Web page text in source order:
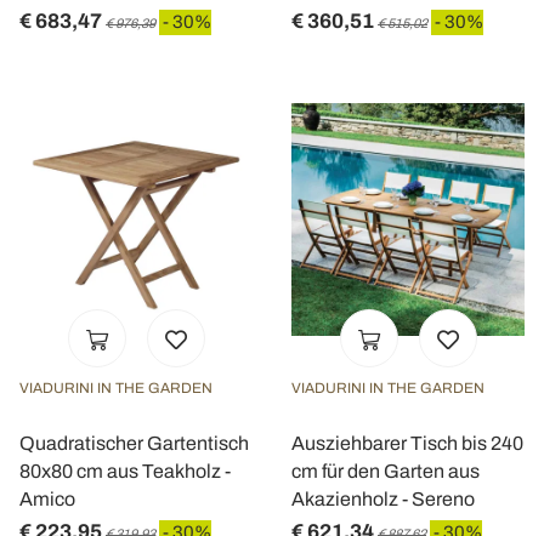
€ 683,47 € 976,39 - 30% € 360,51 € 515,02 - 30%
VIADURINI IN THE GARDEN
Quadratischer Gartentisch
80x80 cm aus Teakholz -
Amico
€ 223,95 - 30%
VIADURINI IN THE GARDEN
Ausziehbarer Tisch bis 240
cm für den Garten aus
Akazienholz - Sereno
€ 621,34 - 30%